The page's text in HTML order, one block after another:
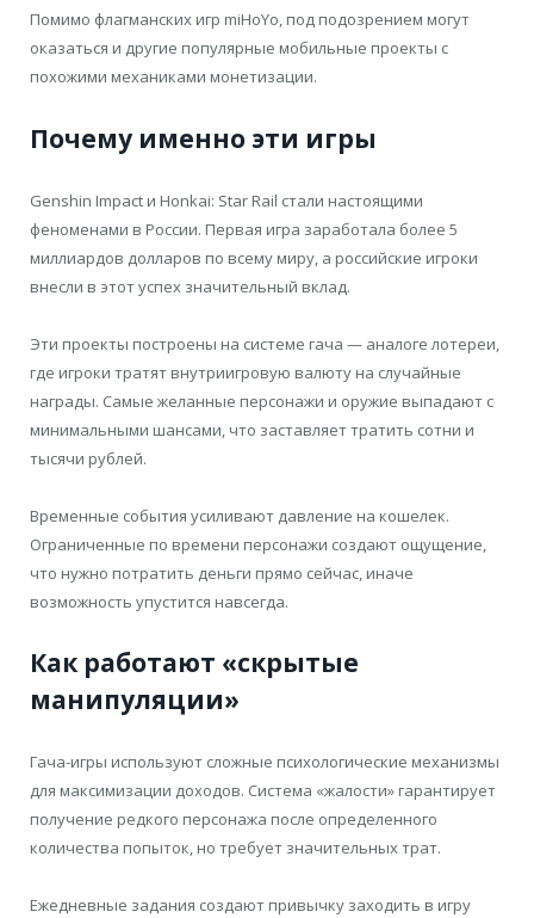
Помимо флагманских игр miHoYo, под подозрением могут
оказаться и другие популярные мобильные проекты с
похожими механиками монетизации.
Почему именно эти игры
Genshin Impact и Honkai: Star Rail стали настоящими
феноменами в России. Первая игра заработала более 5
миллиардов долларов по всему миру, а российские игроки
внесли в этот успех значительный вклад.
Эти проекты построены на системе гача — аналоге лотереи,
где игроки тратят внутриигровую валюту на случайные
награды. Самые желанные персонажи и оружие выпадают с
минимальными шансами, что заставляет тратить сотни и
тысячи рублей.
Временные события усиливают давление на кошелек.
Ограниченные по времени персонажи создают ощущение,
что нужно потратить деньги прямо сейчас, иначе
возможность упустится навсегда.
Как работают «скрытые
манипуляции»
Гача-игры используют сложные психологические механизмы
для максимизации доходов. Система «жалости» гарантирует
получение редкого персонажа после определенного
количества попыток, но требует значительных трат.
Ежедневные задания создают привычку заходить в игру